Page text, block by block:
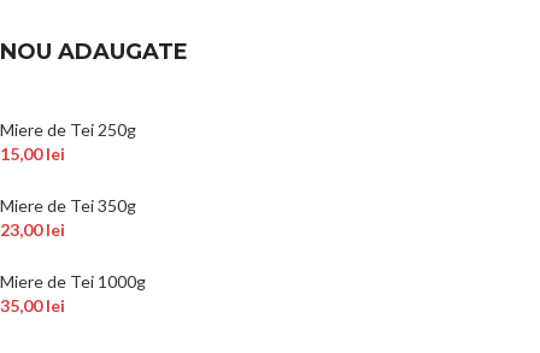
NOU ADAUGATE
Miere de Tei 250g
15,00lei
Miere de Tei 350g
23,00lei
Miere de Tei 1000g
35,00lei